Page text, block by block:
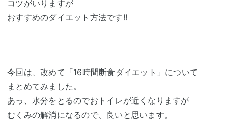
コツがいりますが
おすすめのダイエット方法です!!
今回は、改めて「16時間断食ダイエット」について
まとめてみました。
あっ、水分をとるのでおトイレが近くなりますが
むくみの解消になるので、良いと思います。